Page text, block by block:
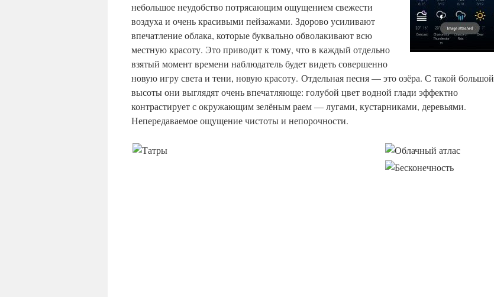
небольшое неудобство потрясающим ощущением свежести
воздуха и очень красивыми пейзажами. Здорово усиливают
впечатление облака, которые буквально обволакивают всю
местную красоту. Это приводит к тому, что в каждый отдельно
взятый момент времени наблюдатель будет видеть совершенно
новую игру света и тени, новую красоту. Отдельная песня — это озёра. С такой большой
высоты они выглядят очень впечатляюще: голубой цвет водной глади эффектно
контрастирует с окружающим зелёным раем — лугами, кустарниками, деревьями.
Непередаваемое ощущение чистоты и непорочности.